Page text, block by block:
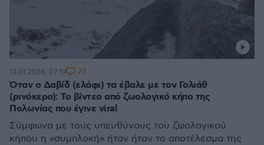
Όταν ο Δαβίδ (ελάφι) τα έβαλε με τον Γολιάθ
(ρινόκερο): Το βίντεο από ζωολογικό κήπο της
Πολωνίας που έγινε viral
Σύμφωνα με τους υπευθύνους του ζωολογικού
κήπου η «συμπλοκή» ήταν ήταν το αποτέλεσμα της
13.01.2026, 07:19 23